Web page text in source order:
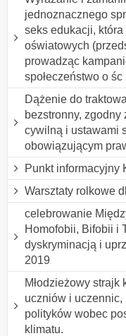
jednoznacznego
seks edukacji,
oświatowych
prowadząc
społeczeństwo o śc
Dążenie do
bezstronny, zgodny
cywilną i ustawami
obowiązującym
Punkt informacyjny
Warsztaty rolkowe
celebrowanie
Homofobii, Bifobii i
dyskryminacją i
2019
Młodzieżowy strajk
uczniów i
polityków wobec
klimatu.